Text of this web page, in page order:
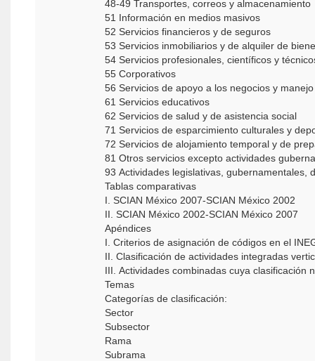
48-49 Transportes, correos y almacenamiento
51 Información en medios masivos
52 Servicios financieros y de seguros
53 Servicios inmobiliarios y de alquiler de
54 Servicios profesionales, cientí­ficos y
55 Corporativos
56 Servicios de apoyo a los negocios y
61 Servicios educativos
62 Servicios de salud y de asistencia social
71 Servicios de esparcimiento culturales y
72 Servicios de alojamiento temporal y de
81 Otros servicios excepto actividades
93 Actividades legislativas, gubernamentales,
Tablas comparativas
I. SCIAN México 2007-SCIAN México 2002
II. SCIAN México 2002-SCIAN México 2007
Apéndices
I. Criterios de asignación de códigos en el
II. Clasificación de actividades integradas
III. Actividades combinadas cuya clasificación
Temas
Categorías de clasificación:
Sector
Subsector
Rama
Subrama